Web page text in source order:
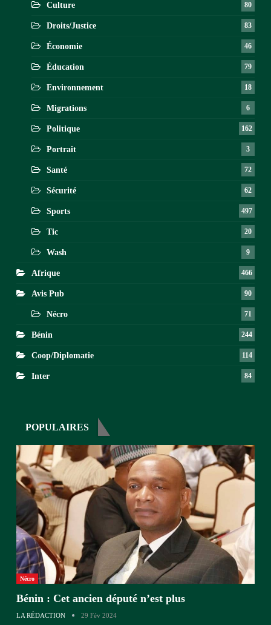
Culture 80
Droits/Justice 83
Économie 46
Éducation 79
Environnement 18
Migrations 6
Politique 162
Portrait 3
Santé 72
Sécurité 62
Sports 497
Tic 20
Wash 9
Afrique 466
Avis Pub 90
Nécro 71
Bénin 244
Coop/Diplomatie 114
Inter 84
POPULAIRES
Nécro
Bénin : Cet ancien député n’est plus
LA RÉDACTION 29 Fév 2024